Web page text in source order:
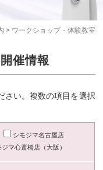
> ワークショップ・体験教室
催情報
さい。複数の項目を選択
シモジマ名古屋店
ジマ心斎橋店（大阪）